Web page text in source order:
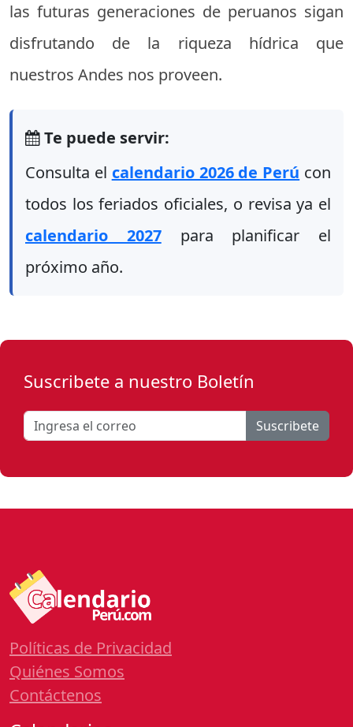
las futuras generaciones de peruanos sigan
disfrutando de la riqueza hídrica que
nuestros Andes nos proveen.
Te puede servir:
Consulta el calendario 2026 de Perú con
todos los feriados oficiales, o revisa ya el
calendario 2027para planificar el
próximo año.
Suscribete a nuestro Boletín
Suscribete
Políticas de Privacidad
Quiénes Somos
Contáctenos